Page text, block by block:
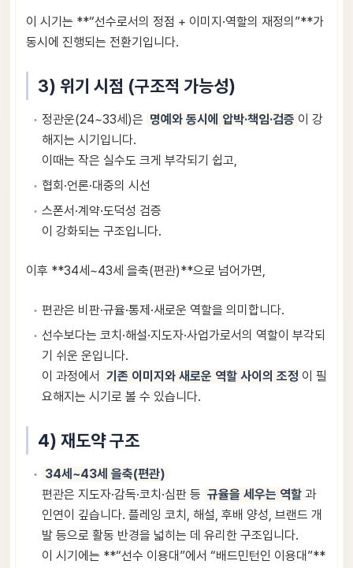
이 시기는 **“선수로서의 정점 + 이미지·역할의 재정의”**가
동시에 진행되는 전환기입니다.
3) 위기 시점 (구조적 가능성)
정관운(24~33세)은 명예와 동시에 압박·책임·검증 이 강
해지는 시기입니다.
이때는 작은 실수도 크게 부각되기 쉽고,
협회·언론·대중의 시선
스폰서·계약·도덕성 검증
이 강화되는 구조입니다.
이후 **34세~43세 을축(편관)**으로 넘어가면,
편관은 비판·규율·통제·새로운 역할을 의미합니다.
선수보다는 코치·해설·지도자·사업가로서의 역할이 부각되
기 쉬운 운입니다.
이 과정에서 기존 이미지와 새로운 역할 사이의 조정 이 필
요해지는 시기로 볼 수 있습니다.
4) 재도약 구조
34세~43세 을축(편관)
편관은 지도자·감독·코치·심판 등 규율을 세우는 역할 과
인연이 깊습니다. 플레잉 코치, 해설, 후배 양성, 브랜드 개
발 등으로 활동 반경을 넓히는 데 유리한 구조입니다.
이 시기에는 **“선수 이용대”에서 “배드민턴인 이용대”**